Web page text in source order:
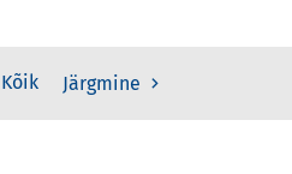
Kõik Järgmine